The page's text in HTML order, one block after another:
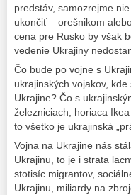
predstáv, samozrejme
ukončiť – orešnikom
cena pre Rusko by však
vedenie Ukrajiny
Čo bude po vojne s
ukrajinských vojakov,
Ukrajine? Čo s
železniciach, horiaca
to všetko je ukrajinská
Vojna na Ukrajine nás
Ukrajinu, to je i strata
stotisíc migrantov,
Ukrajinu, miliardy na